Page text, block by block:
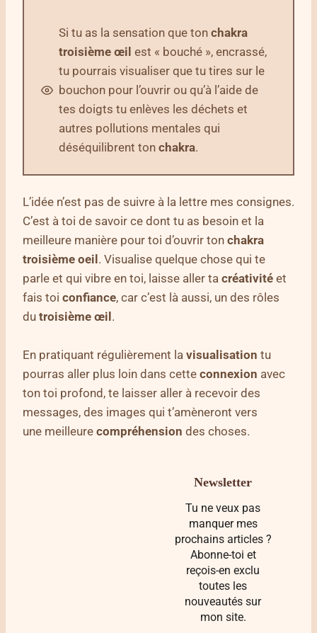
Si tu as la sensation que ton chakra
troisième œil est « bouché », encrassé,
tu pourrais visualiser que tu tires sur le
bouchon pour l’ouvrir ou qu’à l’aide de
tes doigts tu enlèves les déchets et
autres pollutions mentales qui
déséquilibrent ton chakra.
L’idée n’est pas de suivre à la lettre mes consignes.
C’est à toi de savoir ce dont tu as besoin et la
meilleure manière pour toi d’ouvrir ton chakra
troisième oeil. Visualise quelque chose qui te
parle et qui vibre en toi, laisse aller ta créativité et
fais toi confiance, car c’est là aussi, un des rôles
du troisième œil.
En pratiquant régulièrement la visualisation tu
pourras aller plus loin dans cette connexion avec
ton toi profond, te laisser aller à recevoir des
messages, des images qui t’amèneront vers
une meilleure compréhension des choses.
Newsletter
Tu ne veux pas
manquer mes
prochains articles ?
Abonne-toi et
reçois-en exclu
toutes les
nouveautés sur
mon site.